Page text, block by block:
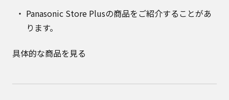
Panasonic Store Plusの商品をご紹介することがあ
ります。
具体的な商品を見る